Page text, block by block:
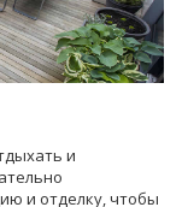
и
и отделку, чтобы